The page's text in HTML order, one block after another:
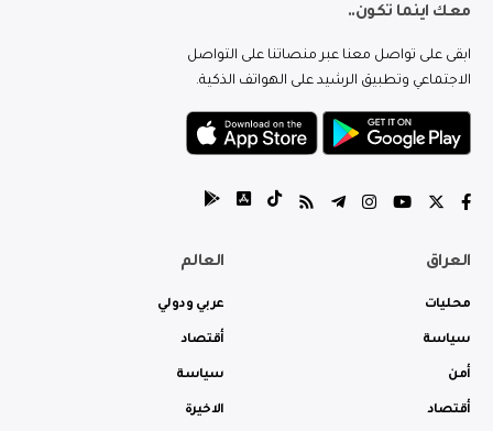
معك اينما تكون..
ابقى على تواصل معنا عبر منصاتنا على التواصل
الاجتماعي وتطبيق الرشيد على الهواتف الذكية.
العراق
محليات
سياسة
أمن
أقتصاد
العالم
عربي ودولي
أقتصاد
سياسة
الاخيرة